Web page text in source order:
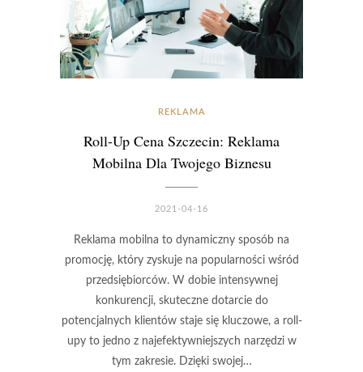
REKLAMA
Roll-Up Cena Szczecin: Reklama
Mobilna Dla Twojego Biznesu
2021-04-16
Reklama mobilna to dynamiczny sposób na
promocję, który zyskuje na popularności wśród
przedsiębiorców. W dobie intensywnej
konkurencji, skuteczne dotarcie do
potencjalnych klientów staje się kluczowe, a roll-
upy to jedno z najefektywniejszych narzędzi w
tym zakresie. Dzięki swojej…